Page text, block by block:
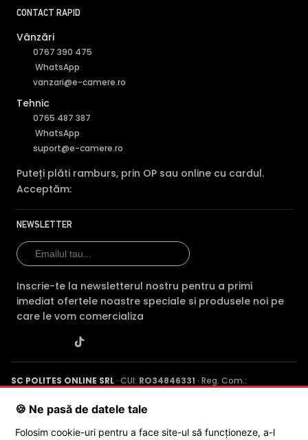
CONTACT RAPID
Vânzări
0767 390 475
WhatsApp
vanzari@e-camere.ro
Tehnic
0765 487 387
WhatsApp
suport@e-camere.ro
Puteți plăti ramburs, prin OP sau online cu cardul.
Acceptăm:
NEWSLETTER
Inscrie-te la newsletterul nostru pentru a primi
imediat ofertele noastre speciale si produsele noi pe
care le vom comercializa
SC POLITES ONLINE SRL · CUI: RO34846331 · Reg. Com.:
Poenaru, Nr. 1, Craiova, Jud. Dolj ·
🍪 Ne pasă de datele tale
Folosim cookie-uri pentru a face site-ul să funcționeze, a-l